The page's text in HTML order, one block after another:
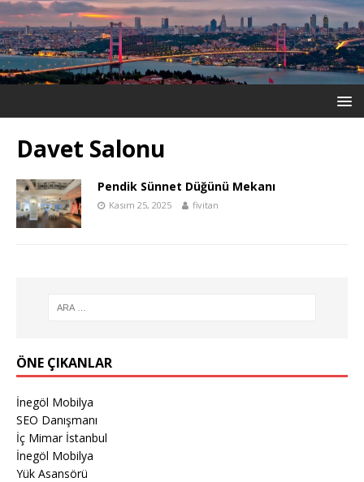
Davet Salonu
Pendik Sünnet Düğünü Mekanı
Kasım 25, 2025 fivitan
ÖNE ÇIKANLAR
İnegöl Mobilya
SEO Danışmanı
İç Mimar İstanbul
İnegöl Mobilya
Yük Asansörü